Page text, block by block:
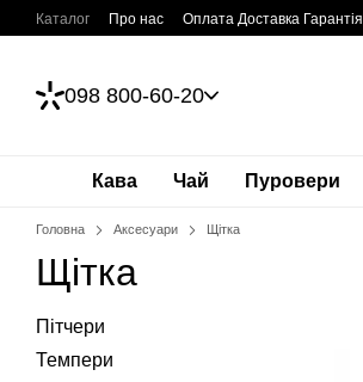
Перейти до основного контенту
Каталог Про нас Оплата Доставка Гарантія
098 800-60-20
Кава Чай Пуровери
Головна Аксесуари Щітка
Щітка
Пітчери
Темпери